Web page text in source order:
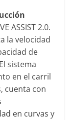
ASSIST 2.0.
la velocidad
de
sistema
en el carril
cuenta con
en curvas y